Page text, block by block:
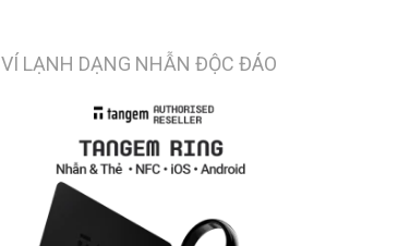
VÍ LẠNH DẠNG NHẪN ĐỘC ĐÁO